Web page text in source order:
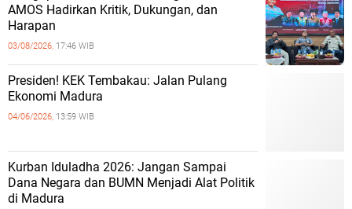
AMOS Hadirkan Kritik, Dukungan, dan
Harapan
03/08/2026, 17:46 WIB
Presiden! KEK Tembakau: Jalan Pulang
Ekonomi Madura
04/06/2026, 13:59 WIB
Kurban Iduladha 2026: Jangan Sampai
Dana Negara dan BUMN Menjadi Alat Politik
di Madura